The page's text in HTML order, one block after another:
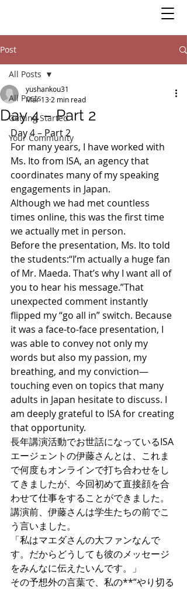
Post
All Posts
Getting Started
Your Community
All Posts
Day 4 – Part 2
yushankou31
Mar 13 2 min read
Day 4 – Part 2
For many years, I have worked with
Ms. Ito from ISA, an agency that
coordinates many of my speaking
engagements in Japan.
Although we had met countless
times online, this was the first time
we actually met in person.
Before the presentation, Ms. Ito told
the students:“I’m actually a huge fan
of Mr. Maeda. That’s why I want all of
you to hear his message.”That
unexpected comment instantly
flipped my “go all in” switch. Because
it was a face-to-face presentation, I
was able to convey not only my
words but also my passion, my
breathing, and my conviction—
touching even on topics that many
adults in Japan hesitate to discuss. I
am deeply grateful to ISA for creating
that opportunity.
長年講演活動でお世話になっているISA
エージェントの伊藤さんとは、これま
で何度もオンラインで打ち合わせをし
てきましたが、今回初めて直接顔を合
わせて仕事をすることができました。
講演前、伊藤さんは学生たちの前でこ
う言いました。
「私はマエダさんの大ファンなんで
す。だからどうしても彼のメッセージ
をみんなに伝えたいんです。」
その予想外の言葉で、私の**“やり切る